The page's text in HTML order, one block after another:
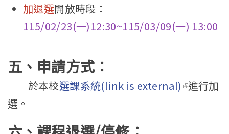
加退選開放時段：
115/02/23(一)12:30~115/03/09(一) 13:00
五、申請方式：
於本校選課系統(link is external)(link is
進行加
選。